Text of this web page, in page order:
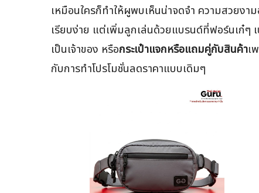
เหมือนใครก็ทำให้ผูพบเห็นน่าจดจำ ความสวยงา
เรียบง่าย แต่เพิ่มลูกเล่นด้วยแบรนด์ที่ฟอร์นเก๋ๆ
เป็นเจ้าของ หรือกระเป๋าแจกหรือแถมคู่กับสินค้าเ
กับการทำโปรโมชั่นลดราคาแบบเดิมๆ